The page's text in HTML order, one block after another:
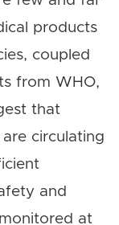
products
coupled
from WHO,
that
circulating
and
at